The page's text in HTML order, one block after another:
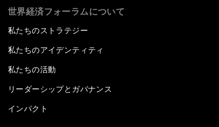
世界経済フォーラムについて
私たちのストラテジー
私たちのアイデンティティ
私たちの活動
リーダーシップとガバナンス
インパクト